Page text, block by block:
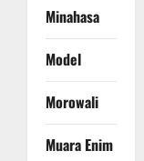
Minahasa
Model
Morowali
Muara Enim